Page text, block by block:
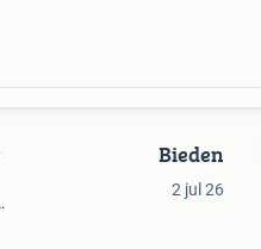
Bieden
2 jul 26